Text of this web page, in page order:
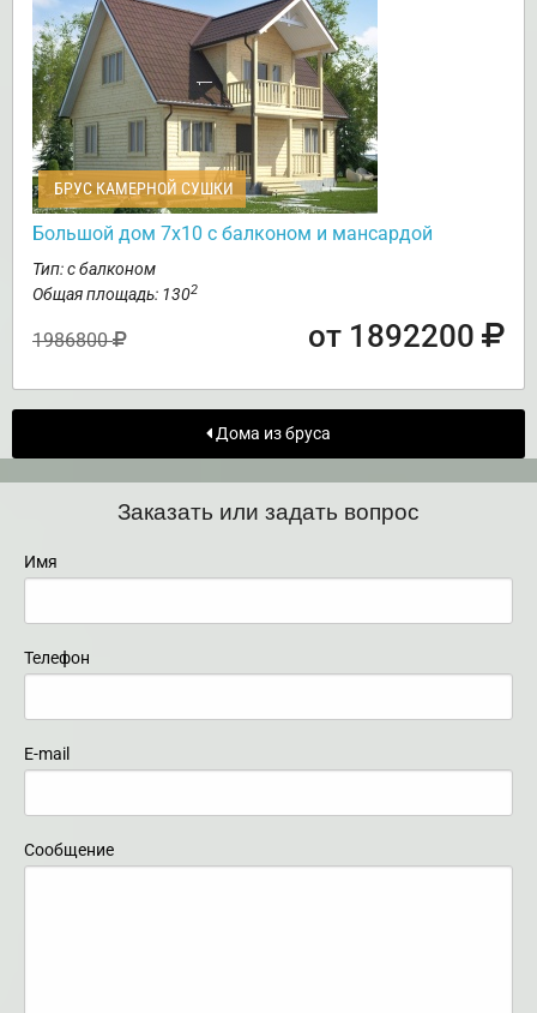
БРУС КАМЕРНОЙ СУШКИ
Большой дом 7х10 с балконом и мансардой
Тип: с балконом
Общая площадь: 1302
1986800 от 1892200
Дома из бруса
Заказать или задать вопрос
Имя
Телефон
E-mail
Сообщение